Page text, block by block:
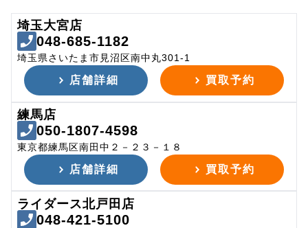
埼玉大宮店
048-685-1182
埼玉県さいたま市見沼区南中丸301-1
店舗詳細 買取予約
練馬店
050-1807-4598
東京都練馬区南田中２－２３－１８
店舗詳細 買取予約
ライダース北戸田店
048-421-5100